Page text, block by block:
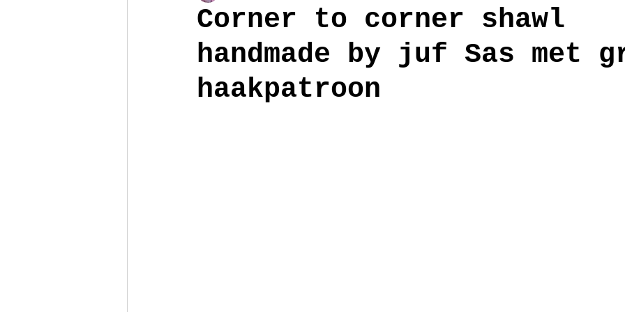
Poppenhuis Reizen Armbanden workshop
Corner to corner shawl
handmade by juf Sas met
haakpatroon